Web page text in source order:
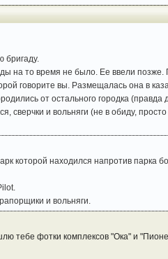
бригаду.
на то время не было. Ее ввели
говорите вы. Размещалась она в
от остального городка
сверчки и вольняги (не в обиду,
которой находился напротив парка
и вольняги.
тебе фотки комплексов "Ока" и